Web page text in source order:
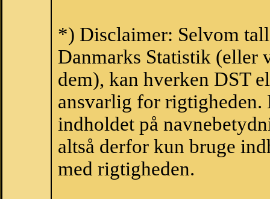
*) Disclaimer: Selvom
Danmarks Statistik (eller
dem), kan hverken DST
ansvarlig for
indholdet på
altså derfor kun bruge
med rigtigheden.